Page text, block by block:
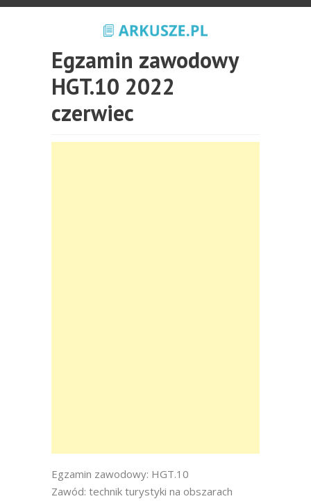
Egzamin zawodowy
HGT.10 2022
czerwiec
Egzamin zawodowy: HGT.10
Zawód: technik turystyki na obszarach